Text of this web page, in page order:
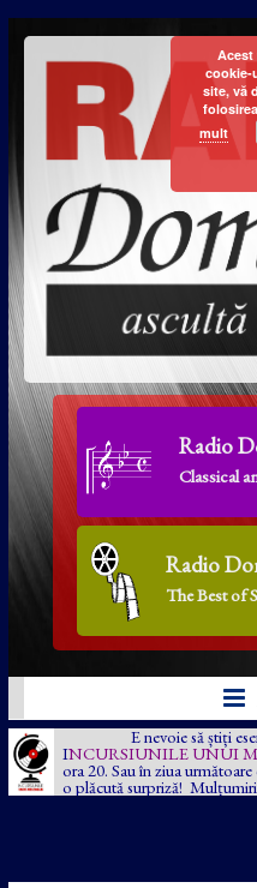
Radio
Classical
Radio
The Best of
E nevoie să știți
INCURSIUNILE UNUI
ora 20. Sau în ziua
o plăcută surpriză!
Acest
cookie-
site, vă
mult